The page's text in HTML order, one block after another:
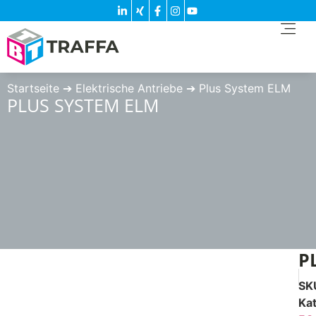
Startseite ➔ Elektrische Antriebe ➔ Plus System ELM
PLUS SYSTEM ELM